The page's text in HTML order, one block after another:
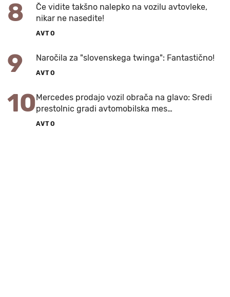
8
Če vidite takšno nalepko na vozilu avtovleke,
nikar ne nasedite!
AVTO
9 Naročila za "slovenskega twinga": Fantastično!
AVTO
10Mercedes prodajo vozil obrača na glavo: Sredi
prestolnic gradi avtomobilska mes…
AVTO